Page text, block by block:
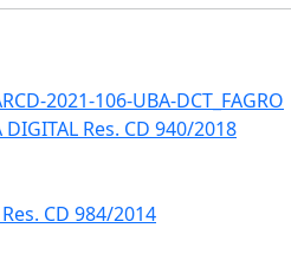
2021-106-UBA-DCT_FAGRO
Res. CD 940/2018
CD 984/2014